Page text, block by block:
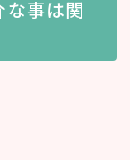
事は関